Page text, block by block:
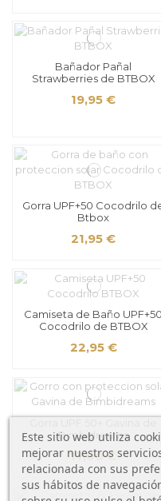
Bañador Pañal
Strawberries de BTBOX
19,95 €
Gorra UPF+50 Cocodrilo
Btbox
21,95 €
Camiseta de Baño UPF+50
Cocodrilo de BTBOX
22,95 €
Bimbidreams
17,00 €
Este sitio web utiliza
mejorar nuestros
relacionada con sus
sus hábitos de